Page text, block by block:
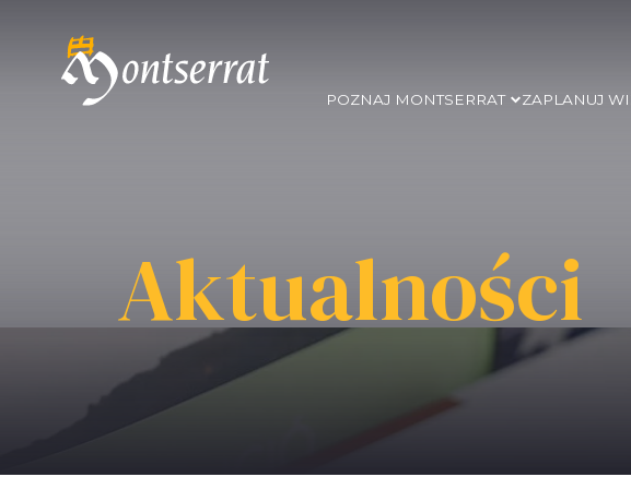
POZNAJ MONTSERRAT ZAPLANUJ
Aktualności